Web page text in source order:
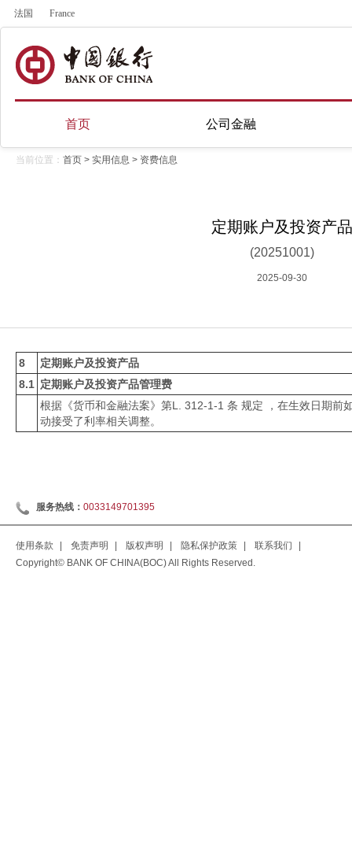
法国 France
首页 公司金融
当前位置： 首页 > 实用信息 > 资费信息
定期账户及投资产品
(20251001)
2025-09-30
8
定期账户及投资产品
8.1 定期账户及投资产品管理费
根据《货币和金融法案》第L. 312-1-1 条 规定 ，在生效日期前
动接受了利率相关调整。
服务热线： 0033149701395
使用条款 免责声明 版权声明 隐私保护政策 联系我们
Copyright© BANK OF CHINA(BOC) All Rights Reserved.